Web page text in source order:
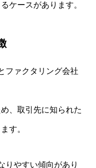
ケースがあります。
ファクタリング会社
、取引先に知られた
す。
りやすい傾向があり